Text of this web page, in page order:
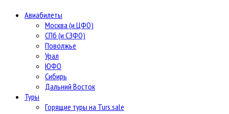
Авиабилеты
Москва (и ЦФО)
СПб (и СЗФО)
Поволжье
Урал
ЮФО
Сибирь
Дальний Восток
Туры
Горящие туры на Turs.sale